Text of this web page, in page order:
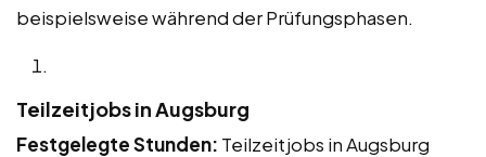
beispielsweise während der Prüfungsphasen.
Teilzeitjobs in Augsburg
Festgelegte Stunden: Teilzeitjobs in Augsburg